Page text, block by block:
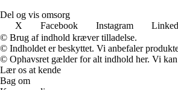
Del og vis omsorg
X
Facebook Instagram
© Brug af indhold kræver tilladelse.
© Indholdet er beskyttet. Vi anbefaler
© Ophavsret gælder for alt indhold her. Vi
Lær os at kende
Bag om